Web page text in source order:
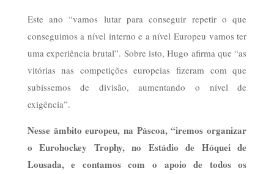
Este ano “vamos lutar para conseguir repetir o que
conseguimos a nível interno e a nível Europeu vamos ter
uma experiência brutal”. Sobre isto, Hugo afirma que “as
vitórias nas competições europeias fizeram com que
subíssemos de divisão, aumentando o nível de
exigência”.
Nesse âmbito europeu, na Páscoa, “iremos organizar
o Eurohockey Trophy, no Estádio de Hóquei de
Lousada, e contamos com o apoio de todos os